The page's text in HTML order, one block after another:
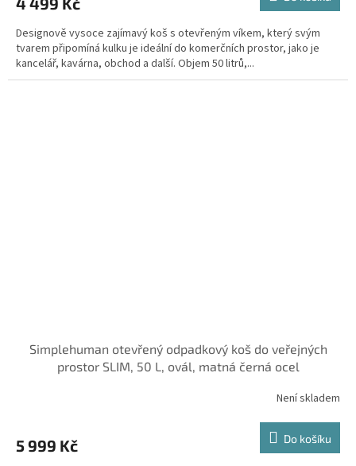
Designově vysoce zajímavý koš s otevřeným víkem, který svým
tvarem připomíná kulku je ideální do komerčních prostor, jako je
kancelář, kavárna, obchod a další. Objem 50 litrů,...
Simplehuman otevřený odpadkový koš do veřejných
prostor SLIM, 50 L, ovál, matná černá ocel
Není skladem
5 999 Kč Do košíku